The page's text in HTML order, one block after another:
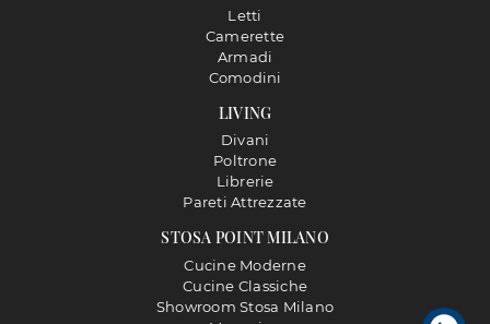
STOSA POINT MILANO
Cucine Moderne
Cucine Classiche
Showroom Stosa Milano
LIVING
Divani
Poltrone
Librerie
Pareti Attrezzate
Letti
Camerette
Armadi
Comodini